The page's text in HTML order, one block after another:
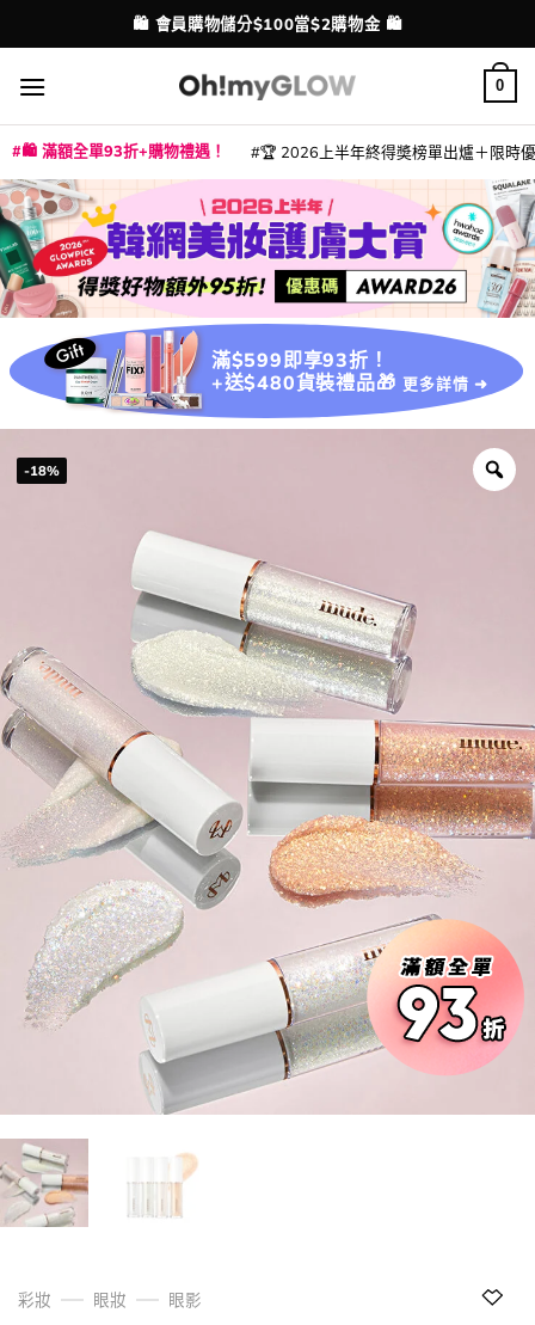
to
content
配送港澳
💳 支援消費券、FPS、八達通、PAYME、信用卡付款
0
🛍️ 滿額全單93折+購物禮遇！ 🏆 2026上半年終得奬榜單出爐＋限時
滿$599即享93折！
+送$480貨裝禮品🎁 更多詳情 ➜
-18%
彩妝 眼妝
眼影